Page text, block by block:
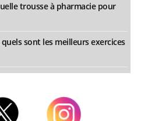
trousse à pharmacie pour
sont les meilleurs exercices